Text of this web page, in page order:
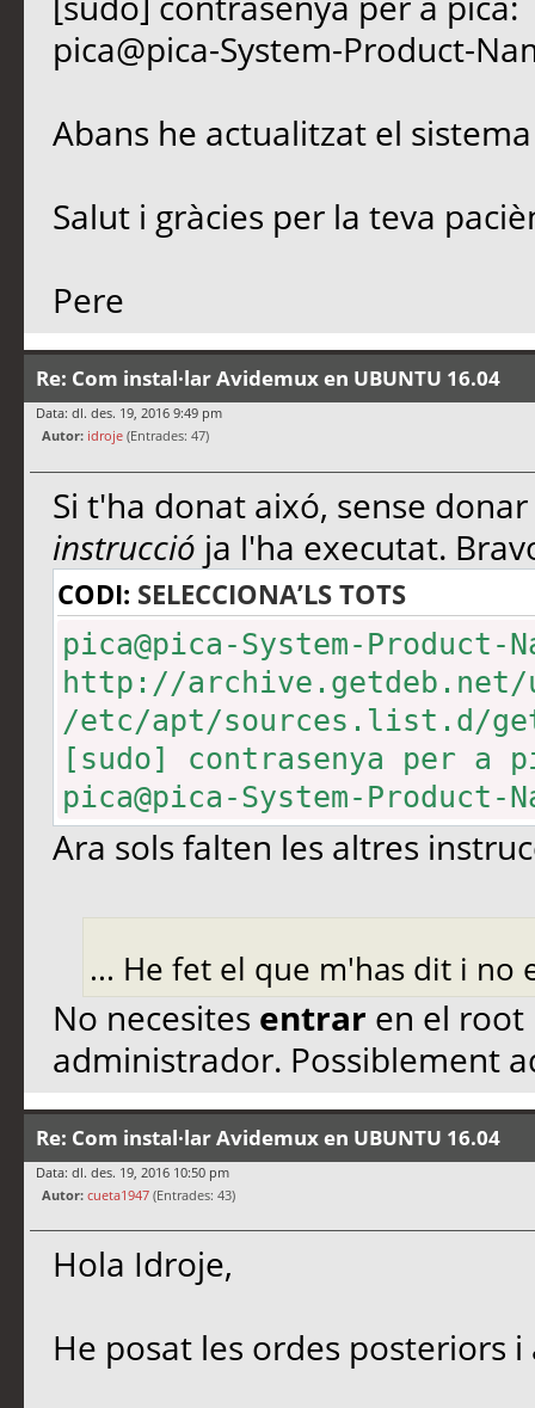
pica@pica-System-Product-
Abans he actualitzat el
Salut i gràcies per la teva
Pere
Re: Com instal·lar Avidemux en UBUNTU 16.04
Data: dl. des. 19, 2016 9:49 pm
Autor: idroje (Entrades: 47)
Si t'ha donat aixó, sense
instrucció ja l'ha executat.
CODI: SELECCIONA’LS TOTS
pica@pica-System-
http://archive.getdeb.net/
/etc/apt/sources.list.d/
[sudo] contrasenya per a
pica@pica-System-Product-
Ara sols falten les altres
... He fet el que m'has dit i no
No necesites entrar en el
administrador. Possiblement
Re: Com instal·lar Avidemux en UBUNTU 16.04
Data: dl. des. 19, 2016 10:50 pm
Autor: cueta1947 (Entrades: 43)
Hola Idroje,
He posat les ordes posteriors